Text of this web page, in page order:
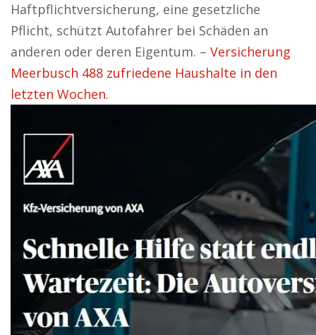
Haftpflichtversicherung, eine gesetzliche
Pflicht, schützt Autofahrer bei Schäden an
anderen oder deren Eigentum. – Versicherung
Meerbusch 488 zufriedene Haushalte in den
letzten Wochen.